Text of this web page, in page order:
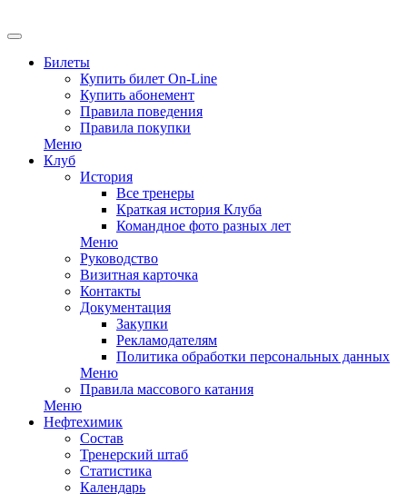
Билеты
Купить билет On-Line
Купить абонемент
Правила поведения
Правила покупки
Меню
Клуб
История
Все тренеры
Краткая история Клуба
Командное фото разных лет
Меню
Руководство
Визитная карточка
Контакты
Документация
Закупки
Рекламодателям
Политика обработки персональных данных
Меню
Правила массового катания
Меню
Нефтехимик
Состав
Тренерский штаб
Статистика
Календарь